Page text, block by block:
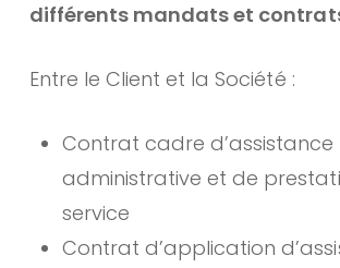
différents mandats et
Entre le Client et la Société :
Contrat cadre d’assistance
administrative et de
service
Contrat d’application